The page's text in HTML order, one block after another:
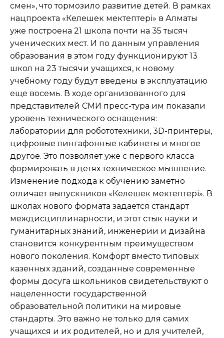
смен», что тормозило развитие детей. В рамках
нацпроекта «Келешек мектептері» в Алматы
уже построена 21 школа почти на 35 тысяч
ученических мест. И по данным управления
образования в этом году функционируют 13
школ на 23 тысячи учащихся, к новому
учебному году будут введены в эксплуатацию
еще восемь. В ходе организованного для
представителей СМИ пресс-тура им показали
уровень технического оснащения:
лаборатории для робототехники, 3D-принтеры,
цифровые лингафонные кабинеты и многое
другое. Это позволяет уже с первого класса
формировать в детях техническое мышление.
Изменение подхода к обучению заметно
отличает выпускников «Келешек мектептері». В
школах нового формата задается стандарт
междисциплинарности, и этот стык науки и
гуманитарных знаний, инженерии и дизайна
становится конкурентным преимуществом
нового поколения. Комфорт вместо типовых
казенных зданий, созданные современные
формы досуга школьников свидетельствуют о
нацеленности государственной
образовательной политики на мировые
стандарты. Это важно не только для самих
учащихся и их родителей, но и для учителей,